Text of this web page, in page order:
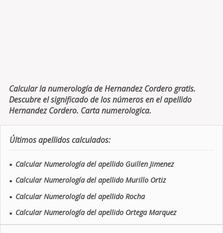
Calcular la numerología de Hernandez Cordero gratis.
Descubre el significado de los números en el apellido
Hernandez Cordero. Carta numerologica.
Últimos apellidos calculados:
■ Calcular Numerología del apellido Guillen Jimenez
■ Calcular Numerología del apellido Murillo Ortiz
■ Calcular Numerología del apellido Rocha
■ Calcular Numerología del apellido Ortega Marquez